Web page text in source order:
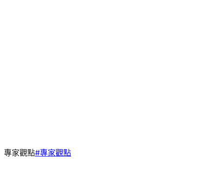
專家觀點#專家觀點